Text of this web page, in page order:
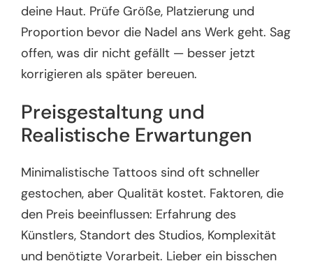
deine Haut. Prüfe Größe, Platzierung und
Proportion bevor die Nadel ans Werk geht. Sag
offen, was dir nicht gefällt — besser jetzt
korrigieren als später bereuen.
Preisgestaltung und
Realistische Erwartungen
Minimalistische Tattoos sind oft schneller
gestochen, aber Qualität kostet. Faktoren, die
den Preis beeinflussen: Erfahrung des
Künstlers, Standort des Studios, Komplexität
und benötigte Vorarbeit. Lieber ein bisschen